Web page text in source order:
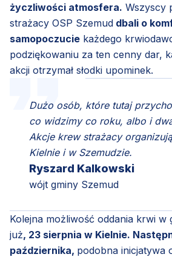
życzliwości atmosfera. Wszyscy
strażacy OSP Szemud dbali o
samopoczucie każdego
podziękowaniu za ten cenny dar,
akcji otrzymał słodki upominek.
Dużo osób, które tutaj
co widzimy co roku, albo i
Akcje krew strażacy
Kielnie i w Szemudzie.
Ryszard Kalkowski
wójt gminy Szemud
Kolejna możliwość oddania krwi w
już, 23 sierpnia w Kielnie.
października, podobna inicjatywa